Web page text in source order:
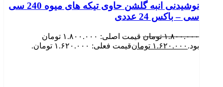
نوشیدنی انبه گلشن حاوی تیکه های میوه 240 سی
سی – باکس 24 عددی
۱.۸۰۰.۰۰۰ تومان
قیمت اصلی: ۱.۸۰۰.۰۰۰ تومان
بود. ۱.۶۲۰.۰۰۰ تومانقیمت فعلی: ۱.۶۲۰.۰۰۰ تومان.